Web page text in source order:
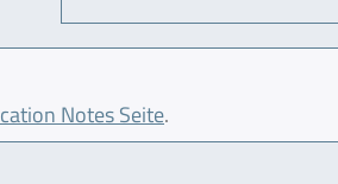
Notes Seite.